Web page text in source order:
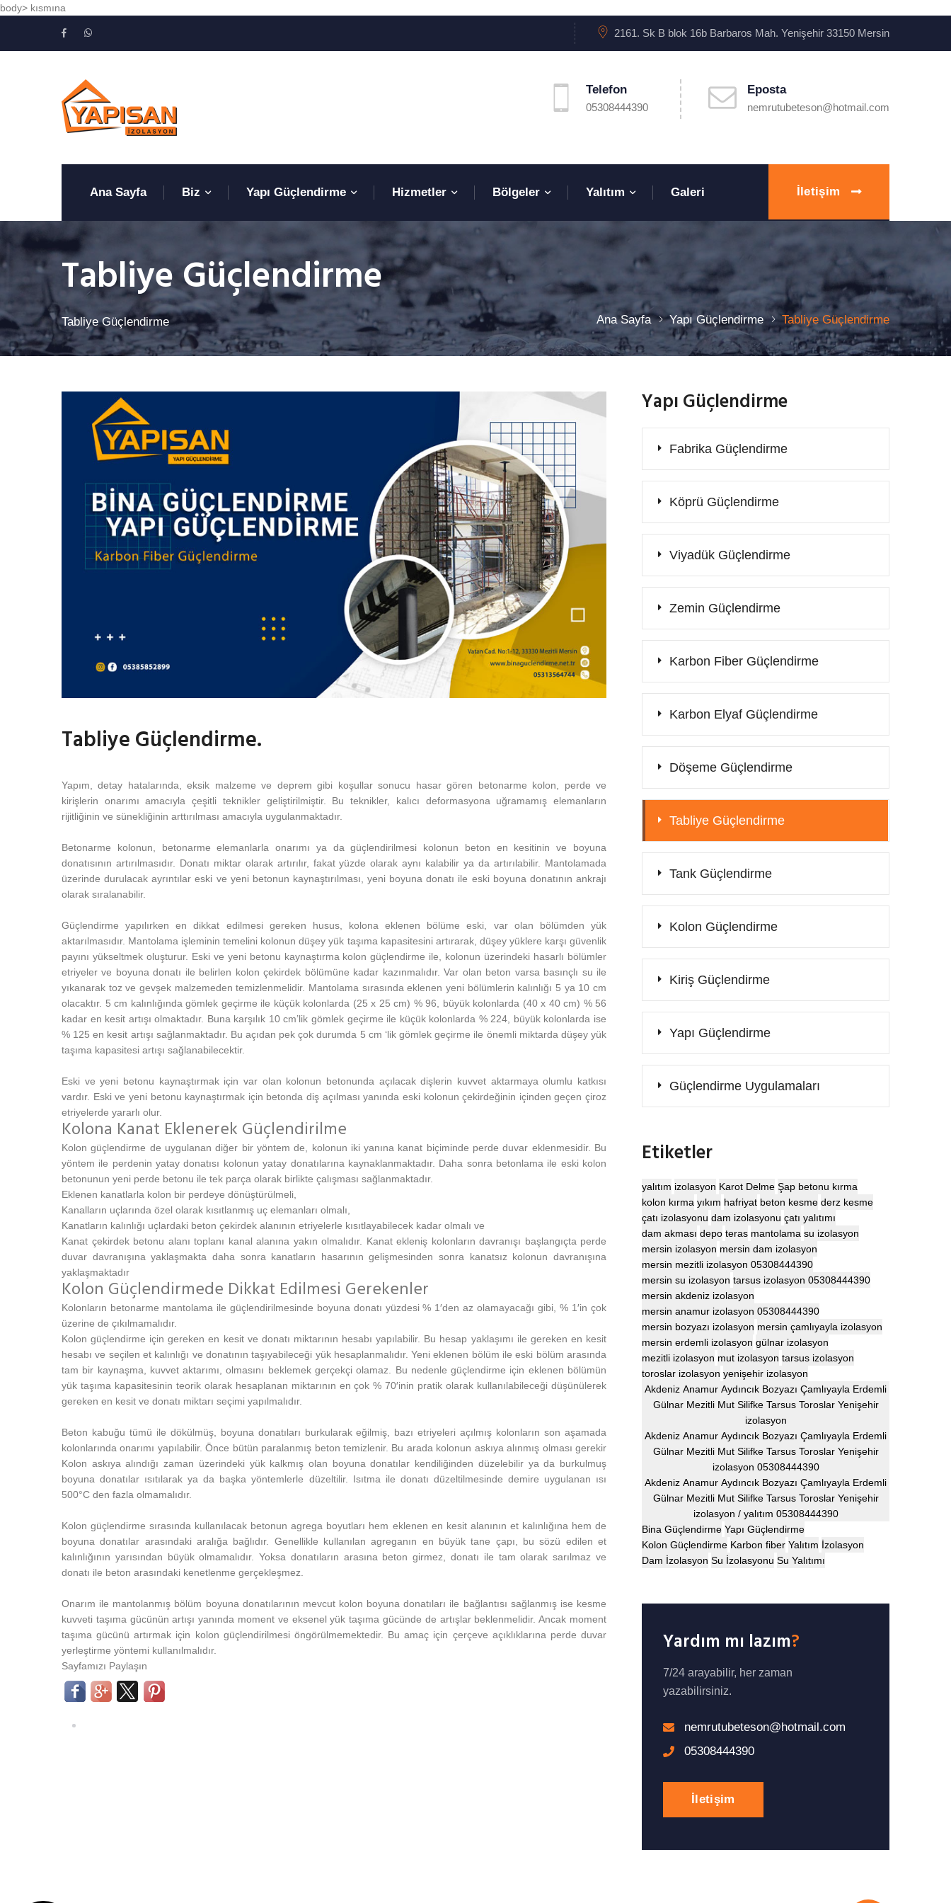
body> kısmına
2161. Sk B blok 16b Barbaros Mah. Yenişehir 33150 Mersin
Telefon
05308444390
Eposta
nemrutubeteson@hotmail.com
Ana Sayfa Biz Yapı Güçlendirme Hizmetler Bölgeler Yalıtım Galeri İletişim
Tabliye Güçlendirme
Tabliye Güçlendirme Ana Sayfa Yapı Güçlendirme Tabliye Güçlendirme
Tabliye Güçlendirme.
Yapım, detay hatalarında, eksik malzeme ve deprem gibi koşullar sonucu hasar gören betonarme kolon, perde ve
kirişlerin onarımı amacıyla çeşitli teknikler geliştirilmiştir. Bu teknikler, kalıcı deformasyona uğramamış elemanların
rijitliğinin ve sünekliğinin arttırılması amacıyla uygulanmaktadır.
Betonarme kolonun, betonarme elemanlarla onarımı ya da güçlendirilmesi kolonun beton en kesitinin ve boyuna
donatısının artırılmasıdır. Donatı miktar olarak artırılır, fakat yüzde olarak aynı kalabilir ya da artırılabilir. Mantolamada
üzerinde durulacak ayrıntılar eski ve yeni betonun kaynaştırılması, yeni boyuna donatı ile eski boyuna donatının ankrajı
olarak sıralanabilir.
Güçlendirme yapılırken en dikkat edilmesi gereken husus, kolona eklenen bölüme eski, var olan bölümden yük
aktarılmasıdır. Mantolama işleminin temelini kolonun düşey yük taşıma kapasitesini artırarak, düşey yüklere karşı güvenlik
payını yükseltmek oluşturur. Eski ve yeni betonu kaynaştırma kolon güçlendirme ile, kolonun üzerindeki hasarlı bölümler
etriyeler ve boyuna donatı ile belirlen kolon çekirdek bölümüne kadar kazınmalıdır. Var olan beton varsa basınçlı su ile
yıkanarak toz ve gevşek malzemeden temizlenmelidir. Mantolama sırasında eklenen yeni bölümlerin kalınlığı 5 ya 10 cm
olacaktır. 5 cm kalınlığında gömlek geçirme ile küçük kolonlarda (25 x 25 cm) % 96, büyük kolonlarda (40 x 40 cm) % 56
kadar en kesit artışı olmaktadır. Buna karşılık 10 cm’lik gömlek geçirme ile küçük kolonlarda % 224, büyük kolonlarda ise
% 125 en kesit artışı sağlanmaktadır. Bu açıdan pek çok durumda 5 cm ‘lik gömlek geçirme ile önemli miktarda düşey yük
taşıma kapasitesi artışı sağlanabilecektir.
Eski ve yeni betonu kaynaştırmak için var olan kolonun betonunda açılacak dişlerin kuvvet aktarmaya olumlu katkısı
vardır. Eski ve yeni betonu kaynaştırmak için betonda diş açılması yanında eski kolonun çekirdeğinin içinden geçen çiroz
etriyelerde yararlı olur.
Kolona Kanat Eklenerek Güçlendirilme
Kolon güçlendirme de uygulanan diğer bir yöntem de, kolonun iki yanına kanat biçiminde perde duvar eklenmesidir. Bu
yöntem ile perdenin yatay donatısı kolonun yatay donatılarına kaynaklanmaktadır. Daha sonra betonlama ile eski kolon
betonunun yeni perde betonu ile tek parça olarak birlikte çalışması sağlanmaktadır.
Eklenen kanatlarla kolon bir perdeye dönüştürülmeli,
Kanalların uçlarında özel olarak kısıtlanmış uç elemanları olmalı,
Kanatların kalınlığı uçlardaki beton çekirdek alanının etriyelerle kısıtlayabilecek kadar olmalı ve
Kanat çekirdek betonu alanı toplanı kanal alanına yakın olmalıdır. Kanat ekleniş kolonların davranışı başlangıçta perde
duvar davranışına yaklaşmakta daha sonra kanatların hasarının gelişmesinden sonra kanatsız kolonun davranışına
yaklaşmaktadır
Kolon Güçlendirmede Dikkat Edilmesi Gerekenler
Kolonların betonarme mantolama ile güçlendirilmesinde boyuna donatı yüzdesi % 1′den az olamayacağı gibi, % 1′in çok
üzerine de çıkılmamalıdır.
Kolon güçlendirme için gereken en kesit ve donatı miktarının hesabı yapılabilir. Bu hesap yaklaşımı ile gereken en kesit
hesabı ve seçilen et kalınlığı ve donatının taşıyabileceği yük hesaplanmalıdır. Yeni eklenen bölüm ile eski bölüm arasında
tam bir kaynaşma, kuvvet aktarımı, olmasını beklemek gerçekçi olamaz. Bu nedenle güçlendirme için eklenen bölümün
yük taşıma kapasitesinin teorik olarak hesaplanan miktarının en çok % 70′inin pratik olarak kullanılabileceği düşünülerek
gereken en kesit ve donatı miktarı seçimi yapılmalıdır.
Beton kabuğu tümü ile dökülmüş, boyuna donatıları burkularak eğilmiş, bazı etriyeleri açılmış kolonların son aşamada
kolonlarında onarımı yapılabilir. Önce bütün paralanmış beton temizlenir. Bu arada kolonun askıya alınmış olması gerekir
Kolon askıya alındığı zaman üzerindeki yük kalkmış olan boyuna donatılar kendiliğinden düzelebilir ya da burkulmuş
boyuna donatılar ısıtılarak ya da başka yöntemlerle düzeltilir. Isıtma ile donatı düzeltilmesinde demire uygulanan ısı
500°C den fazla olmamalıdır.
Kolon güçlendirme sırasında kullanılacak betonun agrega boyutları hem eklenen en kesit alanının et kalınlığına hem de
boyuna donatılar arasındaki aralığa bağlıdır. Genellikle kullanılan agreganın en büyük tane çapı, bu sözü edilen et
kalınlığının yarısından büyük olmamalıdır. Yoksa donatıların arasına beton girmez, donatı ile tam olarak sarılmaz ve
donatı ile beton arasındaki kenetlenme gerçekleşmez.
Onarım ile mantolanmış bölüm boyuna donatılarının mevcut kolon boyuna donatıları ile bağlantısı sağlanmış ise kesme
kuvveti taşıma gücünün artışı yanında moment ve eksenel yük taşıma gücünde de artışlar beklenmelidir. Ancak moment
taşıma gücünü artırmak için kolon güçlendirilmesi öngörülmemektedir. Bu amaç için çerçeve açıklıklarına perde duvar
yerleştirme yöntemi kullanılmalıdır.
Sayfamızı Paylaşın
Yapı Güçlendirme
Fabrika Güçlendirme
Köprü Güçlendirme
Viyadük Güçlendirme
Zemin Güçlendirme
Karbon Fiber Güçlendirme
Karbon Elyaf Güçlendirme
Döşeme Güçlendirme
Tabliye Güçlendirme
Tank Güçlendirme
Kolon Güçlendirme
Kiriş Güçlendirme
Yapı Güçlendirme
Güçlendirme Uygulamaları
Etiketler
yalıtım izolasyon Karot Delme Şap betonu kırma
kolon kırma yıkım hafriyat beton kesme derz kesme
çatı izolasyonu dam izolasyonu çatı yalıtımı
dam akması depo teras mantolama su izolasyon
mersin izolasyon mersin dam izolasyon
mersin mezitli izolasyon 05308444390
mersin su izolasyon tarsus izolasyon 05308444390
mersin akdeniz izolasyon
mersin anamur izolasyon 05308444390
mersin bozyazı izolasyon mersin çamlıyayla izolasyon
mersin erdemli izolasyon gülnar izolasyon
mezitli izolasyon mut izolasyon tarsus izolasyon
toroslar izolasyon yenişehir izolasyon
Akdeniz Anamur Aydıncık Bozyazı Çamlıyayla Erdemli
Gülnar Mezitli Mut Silifke Tarsus Toroslar Yenişehir
izolasyon
Akdeniz Anamur Aydıncık Bozyazı Çamlıyayla Erdemli
Gülnar Mezitli Mut Silifke Tarsus Toroslar Yenişehir
izolasyon 05308444390
Akdeniz Anamur Aydıncık Bozyazı Çamlıyayla Erdemli
Gülnar Mezitli Mut Silifke Tarsus Toroslar Yenişehir
izolasyon / yalıtım 05308444390
Bina Güçlendirme Yapı Güçlendirme
Kolon Güçlendirme Karbon fiber Yalıtım İzolasyon
Dam İzolasyon Su İzolasyonu Su Yalıtımı
Yardım mı lazım?
7/24 arayabilir, her zaman
yazabilirsiniz.
nemrutubeteson@hotmail.com
05308444390
İletişim